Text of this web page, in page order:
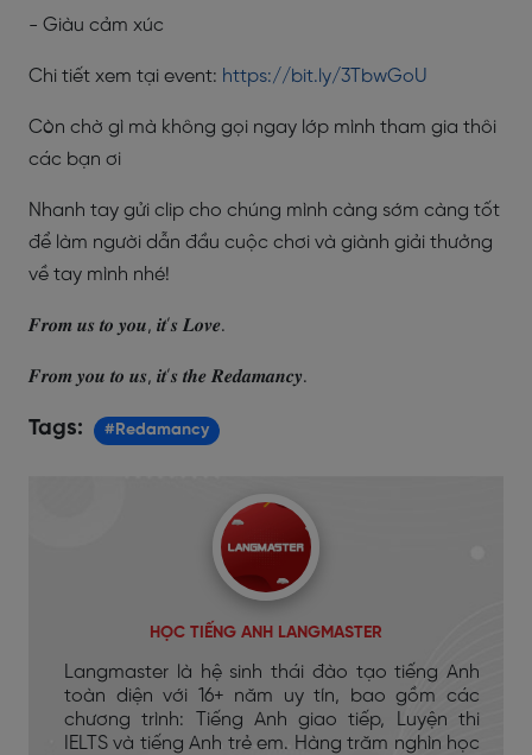
- Giàu cảm xúc
Chi tiết xem tại event: https://bit.ly/3TbwGoU
Còn chờ gì mà không gọi ngay lớp mình tham gia thôi
các bạn ơi
Nhanh tay gửi clip cho chúng mình càng sớm càng tốt
để làm người dẫn đầu cuộc chơi và giành giải thưởng
về tay mình nhé!
𝑭𝒓𝒐𝒎 𝒖𝒔 𝒕𝒐 𝒚𝒐𝒖, 𝒊𝒕’𝒔 𝑳𝒐𝒗𝒆.
𝑭𝒓𝒐𝒎 𝒚𝒐𝒖 𝒕𝒐 𝒖𝒔, 𝒊𝒕’𝒔 𝒕𝒉𝒆 𝑹𝒆𝒅𝒂𝒎𝒂𝒏𝒄𝒚.
Tags: #Redamancy
HỌC TIẾNG ANH LANGMASTER
Langmaster là hệ sinh thái đào tạo tiếng Anh
toàn diện với 16+ năm uy tín, bao gồm các
chương trình: Tiếng Anh giao tiếp, Luyện thi
IELTS và tiếng Anh trẻ em. Hàng trăm nghìn học